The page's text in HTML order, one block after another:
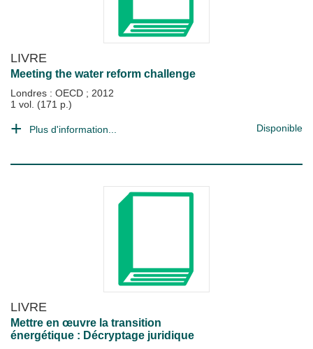
LIVRE
Meeting the water reform challenge
Londres : OECD ; 2012
1 vol. (171 p.)
Plus d'information... Disponible
LIVRE
Mettre en œuvre la transition
énergétique : Décryptage juridique